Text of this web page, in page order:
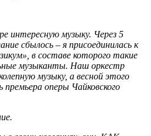
интересную музыку. Через 5
сбылось – я присоединилась к
в составе которого такие
музыканты. Наш оркестр
музыку, а весной этого
оперы Чайковского